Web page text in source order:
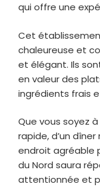
qui offre une
Cet
chaleureuse et
et élégant. Ils
en valeur des
ingrédients frais
Que vous soyez
rapide, d’un
endroit agréable
du Nord saura
attentionnée et